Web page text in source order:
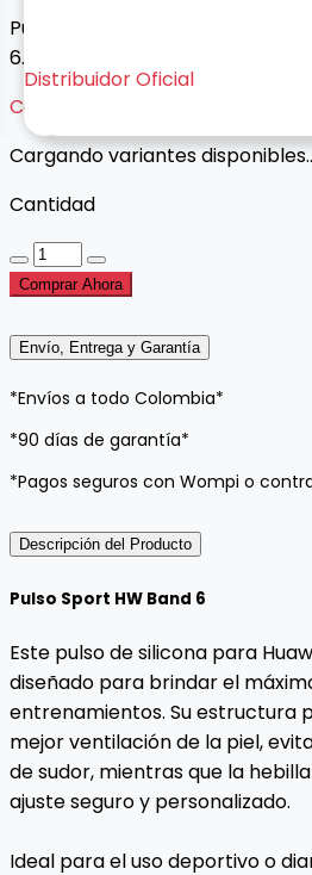
Distribuidor Oficial
Pulso deportivo con
6. Silicona cómoda, hebilla
Cargando variantes...
Cargando variantes
Cantidad
Comprar Ahora
Envío, Entrega y Garantía
*Envíos a todo Colombia*
*90 días de garantía*
*Pagos seguros con Wompi o
Descripción del Producto
Pulso Sport HW Band 6
Este pulso de silicona para
diseñado para brindar el
entrenamientos. Su estructura
mejor ventilación de la piel,
de sudor, mientras que la
ajuste seguro y personalizado.
Ideal para el uso deportivo o